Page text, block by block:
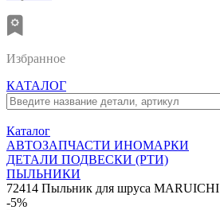
Избранное
КАТАЛОГ
Каталог
АВТОЗАПЧАСТИ ИНОМАРКИ
ДЕТАЛИ ПОДВЕСКИ (РТИ)
ПЫЛЬНИКИ
72414 Пыльник для шруса MARUICHI
-5%